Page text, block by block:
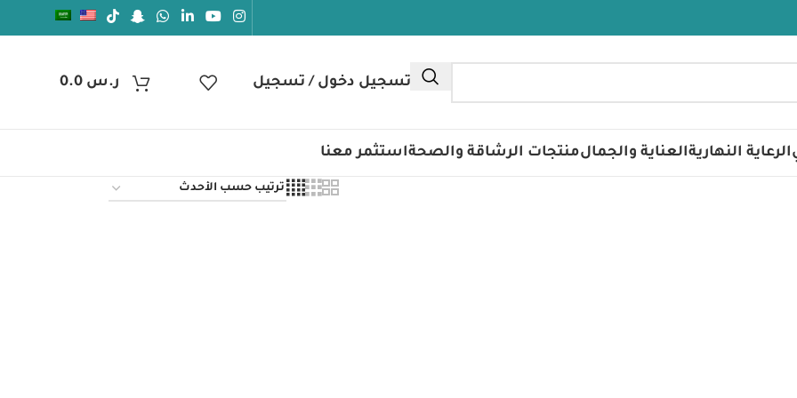
تسجيل دخول / تسجيل ر.س
الرعاية النهاريةالعناية والجمالمنتجات الرشاقة والصحةاستثمر معنا